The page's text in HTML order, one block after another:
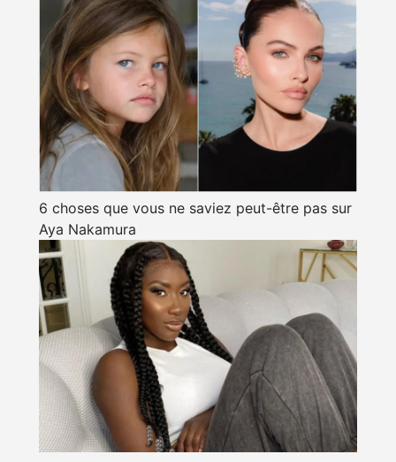
6 choses que vous ne saviez peut-être pas sur
Aya Nakamura